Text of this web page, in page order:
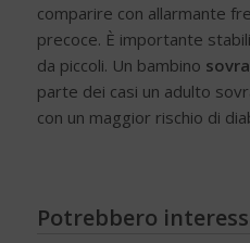
comparire con allarmante
precoce. È importante
da piccoli. Un bambino
parte dei casi un adulto
con un maggior rischio di
Potrebbero